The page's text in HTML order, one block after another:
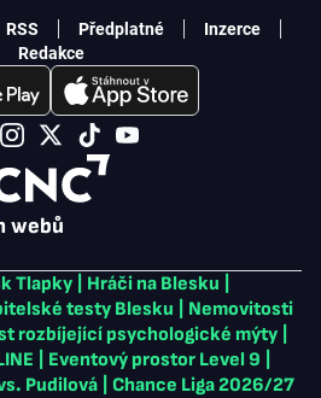
webů
Tlapky Hráči na Blesku
testy Blesku
Nemovitosti
rozbíjející psychologické mýty
Eventový prostor Level 9
Pudilová
Chance Liga 2026/27
RSS Předplatné
Inzerce
Redakce